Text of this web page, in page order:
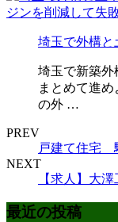
埼玉で外構
埼玉で新築外
まとめて進
の外 …
PREV
戸建て住宅
NEXT
【求人】大
最近の投稿